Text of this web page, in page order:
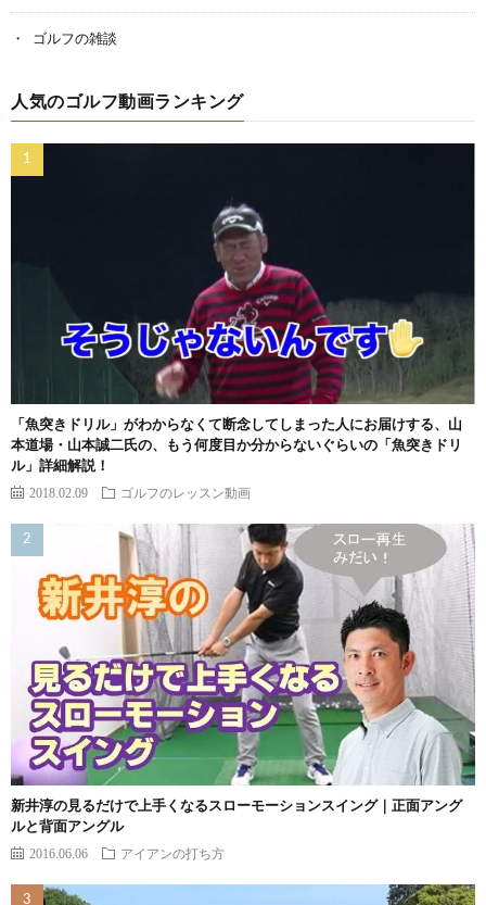
ゴルフの雑談
人気のゴルフ動画ランキング
「魚突きドリル」がわからなくて断念してしまった人にお届けする、山
本道場・山本誠二氏の、もう何度目か分からないぐらいの「魚突きドリ
ル」詳細解説！
2018.02.09 ゴルフのレッスン動画
新井淳の見るだけで上手くなるスローモーションスイング｜正面アング
ルと背面アングル
2016.06.06 アイアンの打ち方